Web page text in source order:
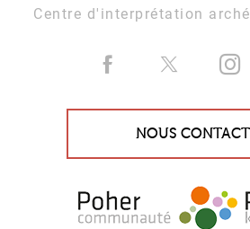
Centre d'interprétation
NOUS